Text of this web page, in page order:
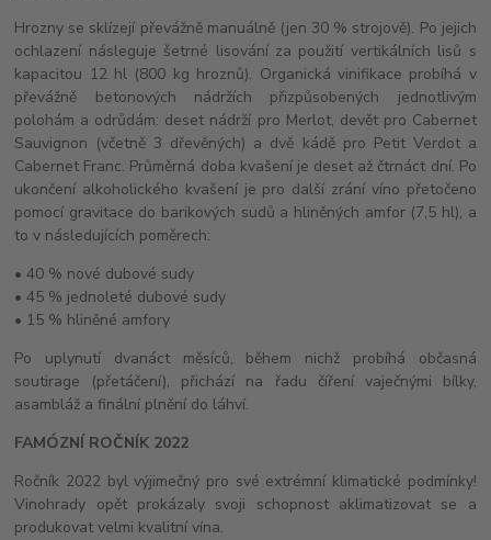
Hrozny se sklízejí převážně manuálně (jen 30 % strojově). Po jejich
ochlazení násleguje šetrné lisování za použití vertikálních lisů s
kapacitou 12 hl (800 kg hroznů). Organická vinifikace probíhá v
převážně betonových nádržích přizpůsobených jednotlivým
polohám a odrůdám: deset nádrží pro Merlot, devět pro Cabernet
Sauvignon (včetně 3 dřevěných) a dvě kádě pro Petit Verdot a
Cabernet Franc. Průměrná doba kvašení je deset až čtrnáct dní. Po
ukončení alkoholického kvašení je pro další zrání víno přetočeno
pomocí gravitace do barikových sudů a hliněných amfor (7,5 hl), a
to v následujících poměrech:
• 40 % nové dubové sudy
• 45 % jednoleté dubové sudy
• 15 % hliněné amfory
Po uplynutí dvanáct měsíců, během nichž probíhá občasná
soutirage (přetáčení), přichází na řadu číření vaječnými bílky,
asambláž a finální plnění do láhví.
FAMÓZNÍ ROČNÍK 2022
Ročník 2022 byl výjimečný pro své extrémní klimatické podmínky!
Vinohrady opět prokázaly svoji schopnost aklimatizovat se a
produkovat velmi kvalitní vína.